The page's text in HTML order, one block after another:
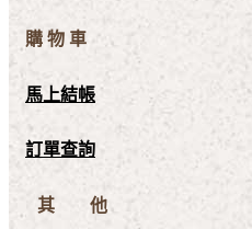
購 物 車
馬上結帳
訂單查詢
其 他